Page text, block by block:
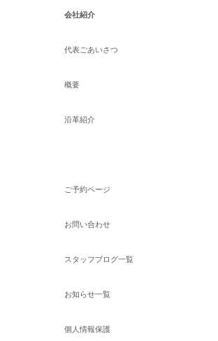
会社紹介
代表ごあいさつ
概要
沿革紹介
ご予約ページ
お問い合わせ
スタッフブログ一覧
お知らせ一覧
個人情報保護